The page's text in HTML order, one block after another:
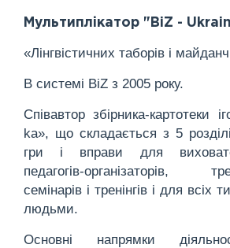
Мультиплікатор "BiZ -
«Лінгвістичних таборів і
В системі BiZ з 2005 року.
Співавтор збірника-картотеки
ka», що складається з 5
гри і вправи для
педагогів-організаторів,
семінарів і тренінгів і для всіх
людьми.
Основні напрямки